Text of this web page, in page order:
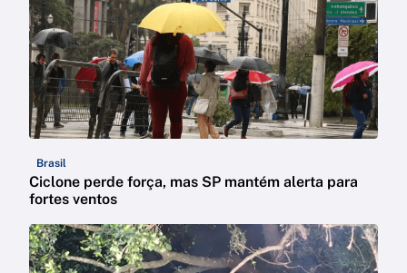
Brasil
Ciclone perde força, mas SP mantém alerta para
fortes ventos